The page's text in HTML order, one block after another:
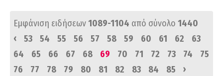
Εμφάνιση ειδήσεων1089-1104 από σύνολο 1440
‹
53 54 55 56 57 58 59 60 61 62
63
64
65 66 67 68 69 70 71 72 73 74
75
76
77 78 79 80 81 82 83 84 85 ›